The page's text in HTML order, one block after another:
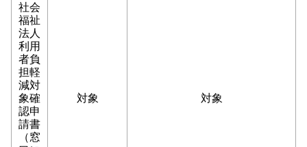
社会
福祉
法人
利用
者負
担軽
減対
象確
認申
請書
（窓
対象 対象